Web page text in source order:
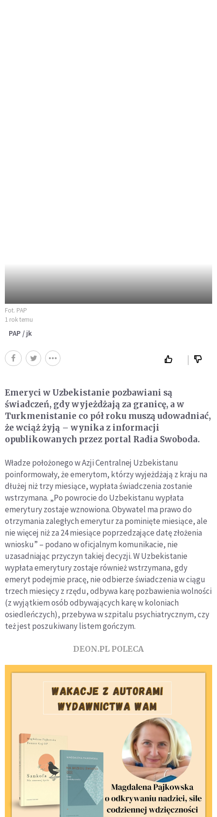
Fot. PAP
1 rok temu
PAP / jk
Emeryci w Uzbekistanie pozbawiani są
świadczeń, gdy wyjeżdżają za granicę, a w
Turkmenistanie co pół roku muszą udowadniać,
że wciąż żyją – wynika z informacji
opublikowanych przez portal Radia Swoboda.
Władze położonego w Azji Centralnej Uzbekistanu
poinformowały, że emerytom, którzy wyjeżdżają z kraju na
dłużej niż trzy miesiące, wypłata świadczenia zostanie
wstrzymana. „Po powrocie do Uzbekistanu wypłata
emerytury zostaje wznowiona. Obywatel ma prawo do
otrzymania zaległych emerytur za pominięte miesiące, ale
nie więcej niż za 24 miesiące poprzedzające datę złożenia
wniosku” – podano w oficjalnym komunikacie, nie
uzasadniając przyczyn takiej decyzji. W Uzbekistanie
wypłata emerytury zostaje również wstrzymana, gdy
emeryt podejmie pracę, nie odbierze świadczenia w ciągu
trzech miesięcy z rzędu, odbywa karę pozbawienia wolności
(z wyjątkiem osób odbywających karę w koloniach
osiedleńczych), przebywa w szpitalu psychiatrycznym, czy
też jest poszukiwany listem gończym.
DEON.PL POLECA